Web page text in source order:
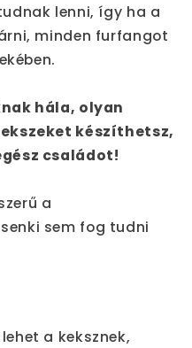
lenni, így ha a
minden furfangot
hála, olyan
készíthetsz,
családot!
a
sem fog tudni
a keksznek,